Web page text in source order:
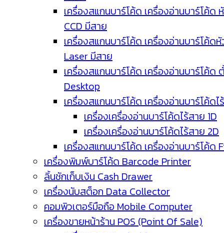
เครื่องสแกนบาร์โค้ด เครื่องอ่านบาร์โค้ด
CCD มีสาย
เครื่องสแกนบาร์โค้ด เครื่องอ่านบาร์โค้ด
Laser มีสาย
เครื่องสแกนบาร์โค้ด เครื่องอ่านบาร์โค้ด
Desktop
เครื่องสแกนบาร์โค้ด เครื่องอ่านบาร์โค้ดไ
เครื่องเครื่องอ่านบาร์โค้ดไร้สาย 1D
เครื่องเครื่องอ่านบาร์โค้ดไร้สาย 2D
เครื่องสแกนบาร์โค้ด เครื่องอ่านบาร์โค้ด
เครื่องพิมพ์บาร์โค้ด Barcode Printer
ลิ้นชักเก็บเงิน Cash Drawer
เครื่องนับสต็อก Data Collector
คอมพิวเตอร์มือถือ Mobile Computer
เครื่องขายหน้าร้าน POS (Point Of Sale)